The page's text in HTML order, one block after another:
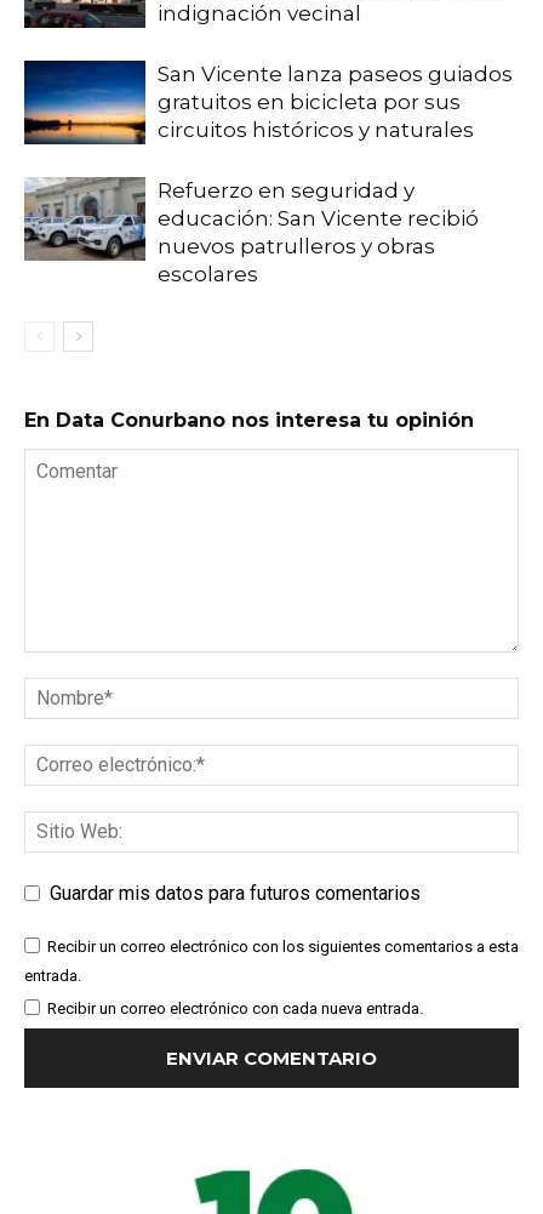
indignación vecinal
San Vicente lanza paseos guiados
gratuitos en bicicleta por sus
circuitos históricos y naturales
Refuerzo en seguridad y
educación: San Vicente recibió
nuevos patrulleros y obras
escolares
En Data Conurbano nos interesa tu opinión
Guardar mis datos para futuros comentarios
Recibir un correo electrónico con los siguientes comentarios a esta
entrada.
Recibir un correo electrónico con cada nueva entrada.